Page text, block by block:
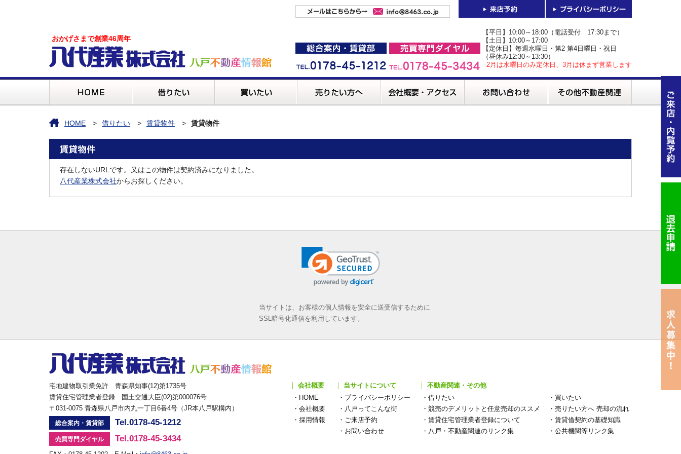
おかげさまで創業46周年
【平日】10:00～18:00（電話受付 17:30まで）
【土日】10:00～17:00
【定休日】毎週水曜日・第2 第4日曜日・祝日
（昼休み12:30～13:30）
2月は水曜日のみ定休日、3月は休まず営業します
HOME 借りたい 賃貸物件 賃貸物件
存在しないURLです。又はこの物件は契約済みになりました。
八代産業株式会社からお探しください。
当サイトは、お客様の個人情報を安全に送受信するために
SSL暗号化通信を利用しています。
宅地建物取引業免許 青森県知事(12)第1735号
賃貸住宅管理業者登録 国土交通大臣(02)第000076号
〒031-0075 青森県八戸市内丸一丁目6番4号（JR本八戸駅構内）
総合案内・賃貸部 Tel.0178-45-1212
売買専門ダイヤル Tel.0178-45-3434
会社概要
・ HOME
・ 会社概要
・ 採用情報
当サイトについて
・ プライバシーポリシー
・ 八戸ってこんな街
・ ご来店予約
・ お問い合わせ
不動産関連・その他
・ 借りたい ・ 買いたい
・ 競売のデメリットと任意売却のススメ ・ 売りたい方へ 売却の流れ
・ 賃貸住宅管理業者登録について ・ 賃貸借契約の基礎知識
・ 八戸・不動産関連のリンク集 ・ 公共機関等リンク集